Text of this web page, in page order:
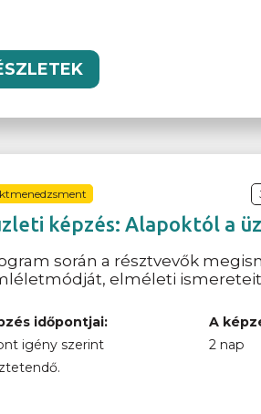
képzés: Alapoktól a
során a résztvevők
elméleti ismereteit
időpontjai:
igény szerint
A
2 nap